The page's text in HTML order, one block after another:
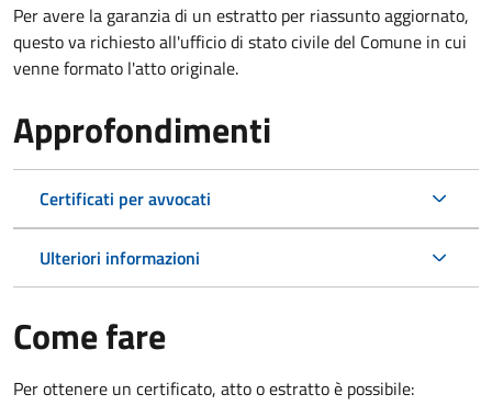
Per avere la garanzia di un estratto per riassunto aggiornato,
questo va richiesto all'ufficio di stato civile del Comune in cui
venne formato l'atto originale.
Approfondimenti
Certificati per avvocati
Ulteriori informazioni
Come fare
Per ottenere un certificato, atto o estratto è possibile: